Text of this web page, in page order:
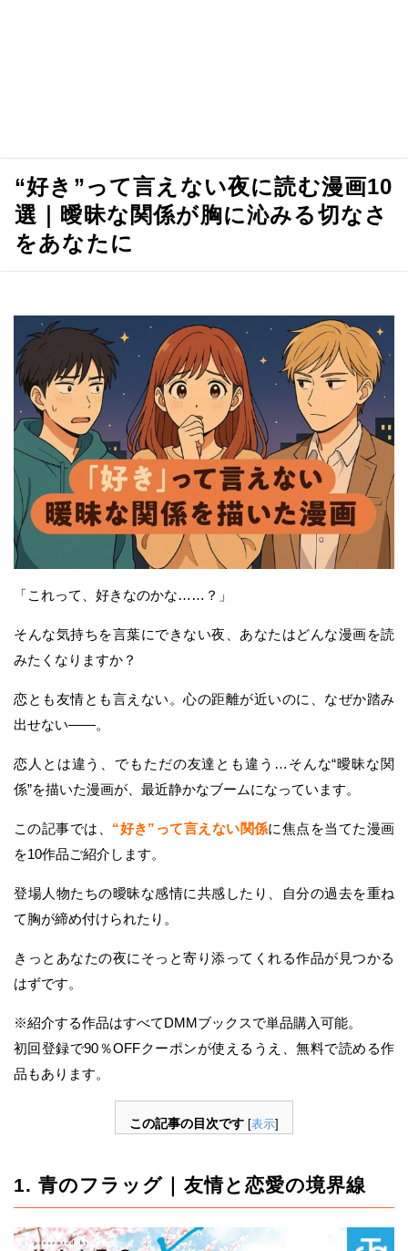
“好き”って言えない夜に読む漫画10
選｜曖昧な関係が胸に沁みる切なさ
をあなたに
「これって、好きなのかな……？」
そんな気持ちを言葉にできない夜、あなたはどんな漫画を読
みたくなりますか？
恋とも友情とも言えない。心の距離が近いのに、なぜか踏み
出せない——。
恋人とは違う、でもただの友達とも違う…そんな“曖昧な関
係”を描いた漫画が、最近静かなブームになっています。
この記事では、 “好き”って言えない関係に焦点を当てた漫画
を10作品ご紹介します。
登場人物たちの曖昧な感情に共感したり、自分の過去を重ね
て胸が締め付けられたり。
きっとあなたの夜にそっと寄り添ってくれる作品が見つかる
はずです。
※紹介する作品はすべてDMMブックスで単品購入可能。
初回登録で90％OFFクーポンが使えるうえ、無料で読める作
品もあります。
この記事の目次です [表示]
1. 青のフラッグ｜友情と恋愛の境界線